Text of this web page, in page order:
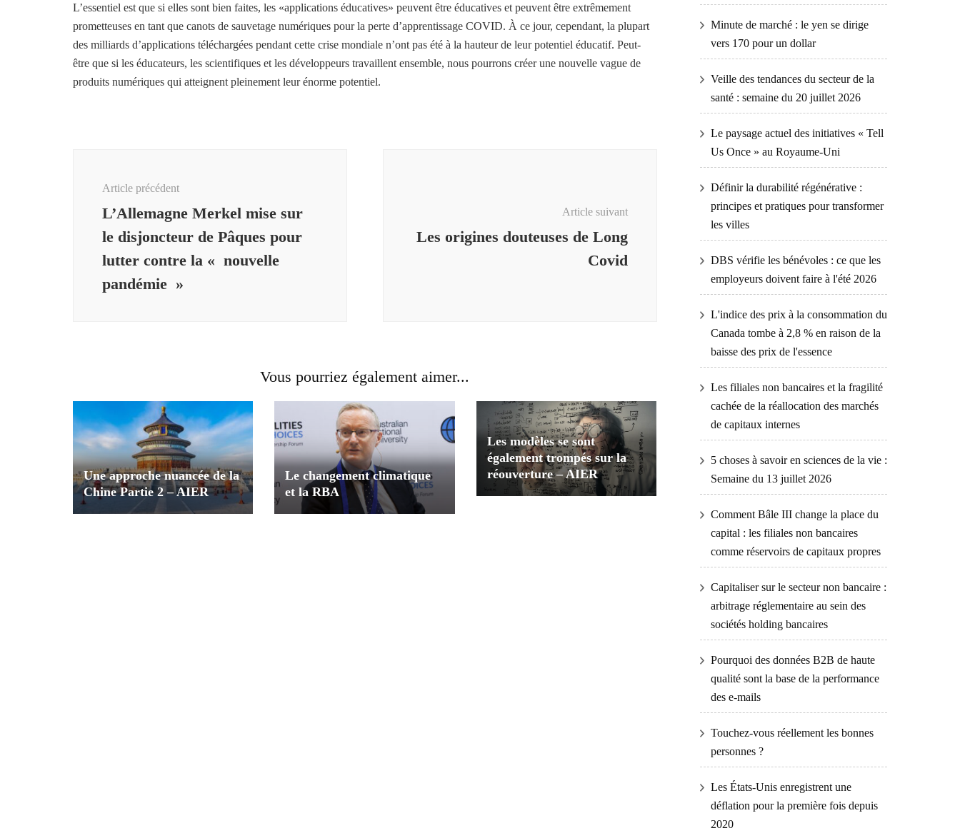
L’essentiel est que si elles sont bien faites, les «applications éducatives» peuvent être éducatives et peuvent être extrêmement
prometteuses en tant que canots de sauvetage numériques pour la perte d’apprentissage COVID. À ce jour, cependant, la plupart
des milliards d’applications téléchargées pendant cette crise mondiale n’ont pas été à la hauteur de leur potentiel éducatif. Peut-
être que si les éducateurs, les scientifiques et les développeurs travaillent ensemble, nous pourrons créer une nouvelle vague de
produits numériques qui atteignent pleinement leur énorme potentiel.
Article précédent
L’Allemagne Merkel mise sur
le disjoncteur de Pâques pour
lutter contre la « nouvelle
pandémie »
Article suivant
Les origines douteuses de Long
Covid
Vous pourriez également aimer...
Une approche nuancée de la
Chine Partie 2 – AIER
Le changement climatique
et la RBA
Les modèles se sont
également trompés sur la
réouverture – AIER
Minute de marché : le yen se dirige
vers 170 pour un dollar
Veille des tendances du secteur de la
santé : semaine du 20 juillet 2026
Le paysage actuel des initiatives « Tell
Us Once » au Royaume-Uni
Définir la durabilité régénérative :
principes et pratiques pour transformer
les villes
DBS vérifie les bénévoles : ce que les
employeurs doivent faire à l'été 2026
L'indice des prix à la consommation du
Canada tombe à 2,8 % en raison de la
baisse des prix de l'essence
Les filiales non bancaires et la fragilité
cachée de la réallocation des marchés
de capitaux internes
5 choses à savoir en sciences de la vie :
Semaine du 13 juillet 2026
Comment Bâle III change la place du
capital : les filiales non bancaires
comme réservoirs de capitaux propres
Capitaliser sur le secteur non bancaire :
arbitrage réglementaire au sein des
sociétés holding bancaires
Pourquoi des données B2B de haute
qualité sont la base de la performance
des e-mails
Touchez-vous réellement les bonnes
personnes ?
Les États-Unis enregistrent une
déflation pour la première fois depuis
2020